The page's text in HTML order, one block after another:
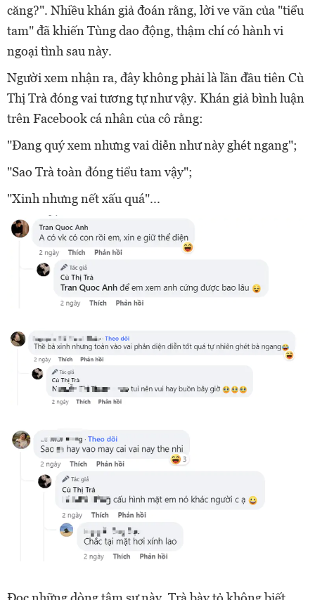
căng?". Nhiều khán giả đoán rằng, lời ve vãn của "tiểu
tam" đã khiến Tùng dao động, thậm chí có hành vi
ngoại tình sau này.
Người xem nhận ra, đây không phải là lần đầu tiên Cù
Thị Trà đóng vai tương tự như vậy. Khán giả bình luận
trên Facebook cá nhân của cô rằng:
"Đang quý xem nhưng vai diễn như này ghét ngang";
"Sao Trà toàn đóng tiểu tam vậy";
"Xinh nhưng nết xấu quá"...